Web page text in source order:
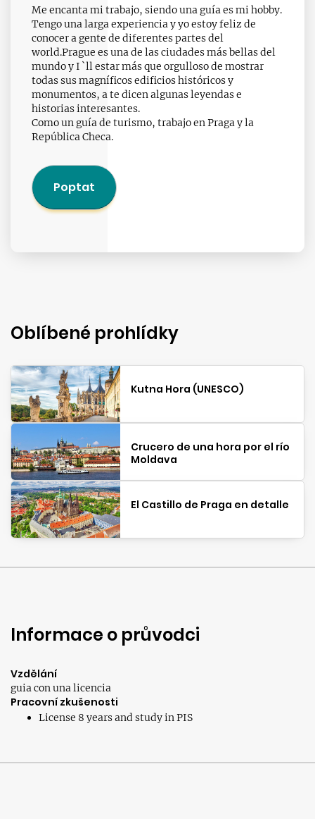
Me encanta mi trabajo, siendo una guía es mi hobby.
Tengo una larga experiencia y yo estoy feliz de
conocer a gente de diferentes partes del
world.Prague es una de las ciudades más bellas del
mundo y I `ll estar más que orgulloso de mostrar
todas sus magníficos edificios históricos y
monumentos, a te dicen algunas leyendas e
historias interesantes.
Como un guía de turismo, trabajo en Praga y la
República Checa.
Poptat
Oblíbené prohlídky
Kutna Hora (UNESCO)
Crucero de una hora por el río
Moldava
El Castillo de Praga en detalle
Informace o průvodci
Vzdělání
guia con una licencia
Pracovní zkušenosti
License 8 years and study in PIS